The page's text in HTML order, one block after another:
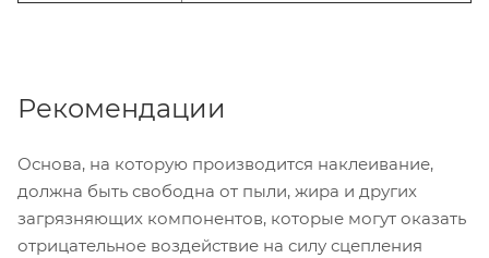
Рекомендации
Основа, на которую производится наклеивание,
должна быть свободна от пыли, жира и других
загрязняющих компонентов, которые могут оказать
отрицательное воздействие на силу сцепления